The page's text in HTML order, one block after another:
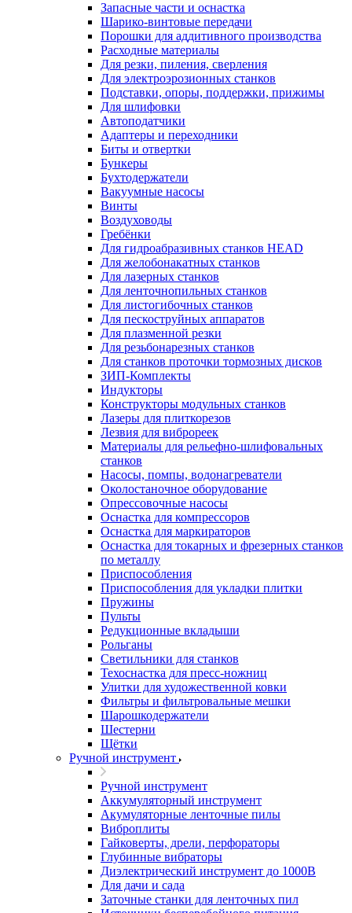
Запасные части и оснастка
Шарико-винтовые передачи
Порошки для аддитивного производства
Расходные материалы
Для резки, пиления, сверления
Для электроэрозионных станков
Подставки, опоры, поддержки, прижимы
Для шлифовки
Автоподатчики
Адаптеры и переходники
Биты и отвертки
Бункеры
Бухтодержатели
Вакуумные насосы
Винты
Воздуховоды
Гребёнки
Для гидроабразивных станков HEAD
Для желобонакатных станков
Для лазерных станков
Для ленточнопильных станков
Для листогибочных станков
Для пескоструйных аппаратов
Для плазменной резки
Для резьбонарезных станков
Для станков проточки тормозных дисков
ЗИП-Комплекты
Индукторы
Конструкторы модульных станков
Лазеры для плиткорезов
Лезвия для виброреек
Материалы для рельефно-шлифовальных
станков
Насосы, помпы, водонагреватели
Околостаночное оборудование
Опрессовочные насосы
Оснастка для компрессоров
Оснастка для маркираторов
Оснастка для токарных и фрезерных станков
по металлу
Приспособления
Приспособления для укладки плитки
Пружины
Пульты
Редукционные вкладыши
Рольганы
Светильники для станков
Техоснастка для пресс-ножниц
Улитки для художественной ковки
Фильтры и фильтровальные мешки
Шарошкодержатели
Шестерни
Щётки
Ручной инструмент
Ручной инструмент
Аккумуляторный инструмент
Акумуляторные ленточные пилы
Виброплиты
Гайковерты, дрели, перфораторы
Глубинные вибраторы
Диэлектрический инструмент до 1000В
Для дачи и сада
Заточные станки для ленточных пил